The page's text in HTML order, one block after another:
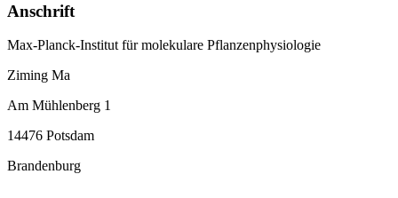
Anschrift
Max-Planck-Institut für molekulare Pflanzenphysiologie
Ziming Ma
Am Mühlenberg 1
14476 Potsdam
Brandenburg